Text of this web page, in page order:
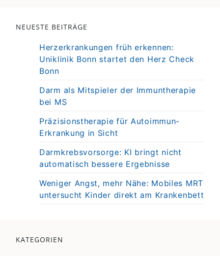
NEUESTE BEITRÄGE
Herzerkrankungen früh erkennen:
Uniklinik Bonn startet den Herz Check
Bonn
Darm als Mitspieler der Immuntherapie
bei MS
Präzisionstherapie für Autoimmun-
Erkrankung in Sicht
Darmkrebsvorsorge: KI bringt nicht
automatisch bessere Ergebnisse
Weniger Angst, mehr Nähe: Mobiles MRT
untersucht Kinder direkt am Krankenbett
KATEGORIEN